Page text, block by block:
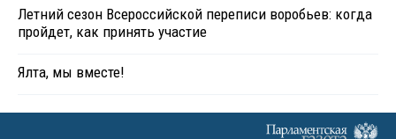
Летний сезон Всероссийской переписи воробьев: когда
пройдет, как принять участие
Ялта, мы вместе!